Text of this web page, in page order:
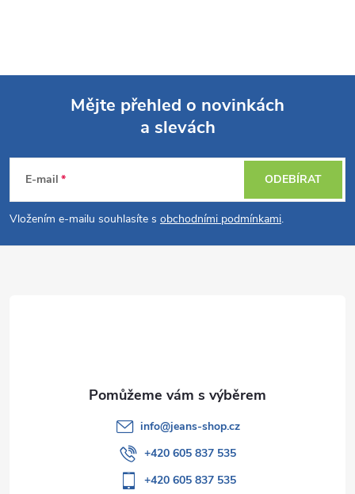
p
a
Mějte přehled o novinkách
a slevách
E-mail
Vložením e-mailu souhlasíte s obchodními podmínkami.
ODEBÍRAT
info@jeans-shop.cz
+420 605 837 535
+420 605 837 535